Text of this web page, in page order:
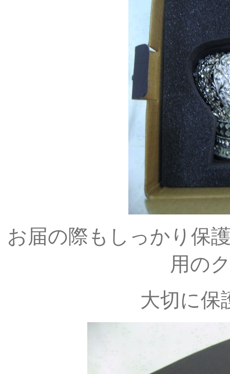
お届の際もしっかり保
用の
大切に保